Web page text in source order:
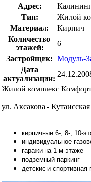
Адрес:
Тип:
Жилой
Материал:
Кирпич
Количество
этажей:
6
Застройщик: Модуль-
Дата
актуализации:
Жилой комплекс
ул. Аксакова - Кутаисская
кирпичные 6-, 8-, 10-
индивидуальное
гаражи на 1-м этаже
подземный паркинг
детские и